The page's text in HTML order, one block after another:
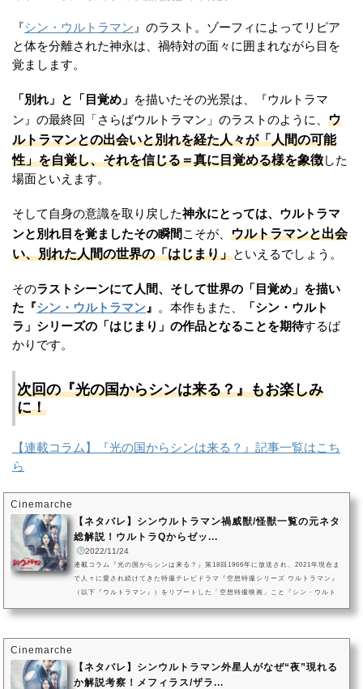
『シン・ウルトラマン 』のラスト。ゾーフィによってリピア
と体を分離された神永は、禍特対の面々に囲まれながら目を
覚まします。
「別れ」と「目覚め」
を描いたその光景は、『ウルトラマ
ン』の最終回「さらばウルトラマン」のラストのように、 ウ
ルトラマンとの出会いと別れを経た人々が「人間の可能
性」を自覚し、それを信じる＝真に目覚める様を象徴した
場面といえます。
そして自身の意識を取り戻した神永にとっては、ウルトラマ
ンと別れ目を覚ましたその瞬間 こそが、 ウルトラマンと出会
い、別れた人間の世界の「はじまり」といえるでしょう。
そのラストシーンにて人間、そして世界の「目覚め」を描い
た『シン・ウルトラマン 』 。本作もまた、
「シン・ウルト
ラ」シリーズの「はじまり」の作品となることを期待するば
かりです。
次回の『光の国からシンは来る？』もお楽しみ
に！
【連載コラム】『光の国からシンは来る？』記事一覧はこち
ら
Cinemarche
【ネタバレ】シンウルトラマン禍威獣/怪獣一覧の元ネタ
総解説！ウルトラQからゼッ...
2022/11/24
連載コラム『光の国からシンは来る？』第18回1966年に放送され、2021年現在ま
で人々に愛され続けてきた特撮テレビドラマ『空想特撮シリーズ ウルトラマン』
（以下『ウルトラマン』）をリブートした「空想特撮映画」こと『シン・ウルト
日、Amazon Prime Videoでの独占配信を迎えました。今回は、映画『シン・ウ
Cinemarche
【ネタバレ】シンウルトラマン外星人がなぜ“夜”現れる
か解説考察！メフィラス/ザラ...